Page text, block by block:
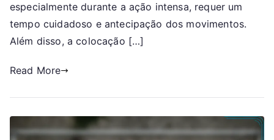
especialmente durante a ação intensa, requer um
tempo cuidadoso e antecipação dos movimentos.
Além disso, a colocação […]
Read More